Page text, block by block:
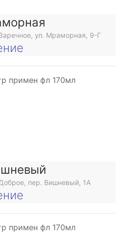
ул. Мраморная, 9-Г
примен фл 170мл
пер. Вишневый, 1А
примен фл 170мл